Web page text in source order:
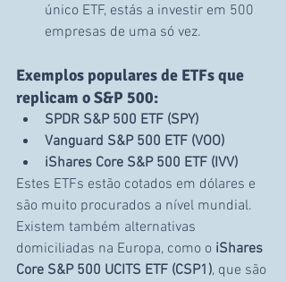
único ETF, estás a investir em 500
empresas de uma só vez.
Exemplos populares de ETFs que
replicam o S&P 500:
SPDR S&P 500 ETF (SPY)
Vanguard S&P 500 ETF (VOO)
iShares Core S&P 500 ETF (IVV)
Estes ETFs estão cotados em dólares e
são muito procurados a nível mundial.
Existem também alternativas
domiciliadas na Europa, como o iShares
Core S&P 500 UCITS ETF (CSP1), que são